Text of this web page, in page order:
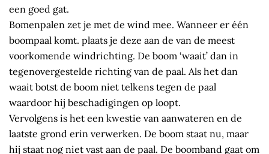
een goed gat.
Bomenpalen zet je met de wind mee. Wanneer er één
boompaal komt. plaats je deze aan de van de meest
voorkomende windrichting. De boom ‘waait’ dan in
tegenovergestelde richting van de paal. Als het dan
waait botst de boom niet telkens tegen de paal
waardoor hij beschadigingen op loopt.
Vervolgens is het een kwestie van aanwateren en de
laatste grond erin verwerken. De boom staat nu, maar
hij staat nog niet vast aan de paal. De boomband gaat om